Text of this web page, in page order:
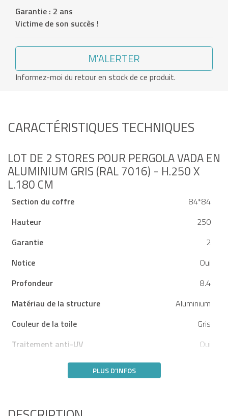
Garantie : 2 ans
Victime de son succès !
M'ALERTER
Informez-moi du retour en stock de ce produit.
CARACTÉRISTIQUES TECHNIQUES
LOT DE 2 STORES POUR PERGOLA VADA EN
ALUMINIUM GRIS (RAL 7016) - H.250 X
L.180 CM
Section du coffre
84*84
Hauteur
250
Garantie
2
Notice
Oui
Profondeur
8.4
Matériau de la structure
Aluminium
Couleur de la toile
Gris
Traitement anti-UV
Oui
PLUS D'INFOS